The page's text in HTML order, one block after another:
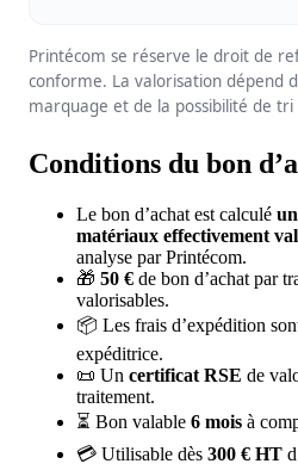
Printécom se réserve le droit de
conforme. La valorisation dépend
marquage et de la possibilité de
Conditions du bon
Le bon d’achat est calculé
matériaux effectivement
analyse par Printécom.
🎁 50 € de bon d’achat par
valorisables.
📦 Les frais d’expédition
expéditrice.
📜 Un certificat RSE de
traitement.
⏳ Bon valable 6 mois à
💳 Utilisable dès 300 € HT